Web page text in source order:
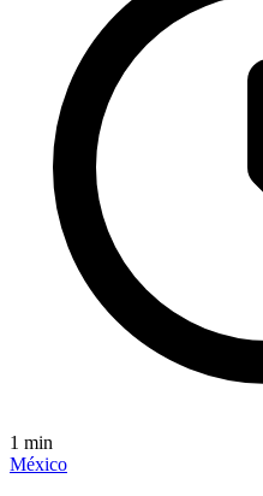
1 min
México